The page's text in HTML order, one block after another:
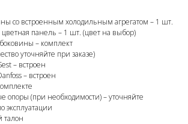
со встроенным холодильным агрегатом – 1 шт.
панель – 1 шт. (цвет на выбор)
– комплект
уточняйте при заказе)
– встроен
– встроен
опоры (при необходимости) – уточняйте
эксплуатации
талон